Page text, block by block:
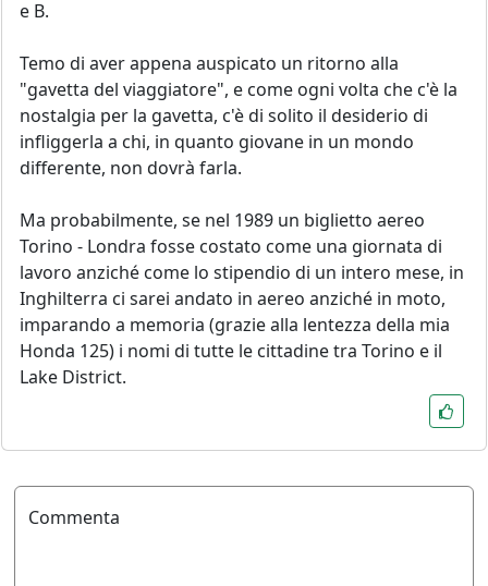
e B.
Temo di aver appena auspicato un ritorno alla
"gavetta del viaggiatore", e come ogni volta che c'è la
nostalgia per la gavetta, c'è di solito il desiderio di
infliggerla a chi, in quanto giovane in un mondo
differente, non dovrà farla.
Ma probabilmente, se nel 1989 un biglietto aereo
Torino - Londra fosse costato come una giornata di
lavoro anziché come lo stipendio di un intero mese, in
Inghilterra ci sarei andato in aereo anziché in moto,
imparando a memoria (grazie alla lentezza della mia
Honda 125) i nomi di tutte le cittadine tra Torino e il
Lake District.
Commenta